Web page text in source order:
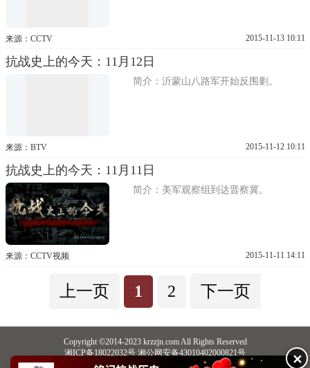
来源：CCTV 2015-11-13 10:11
抗战史上的今天：11月12日
简介：沂蒙山八路军开始反围剿。
来源：BTV 2015-11-12 10:11
抗战史上的今天：11月11日
简介：美军观察组到达晋察冀。
来源：CCTV视频 2015-11-11 14:11
上一页 1 2 下一页
Copyright ©2014-2023 krzzjn.com All Rights Reserved
湘ICP备18022032号 湘公网安备43010402000821号
中央网信办违法和不良信息举报中心
长沙市互联网违法和不良信息举报中心✕